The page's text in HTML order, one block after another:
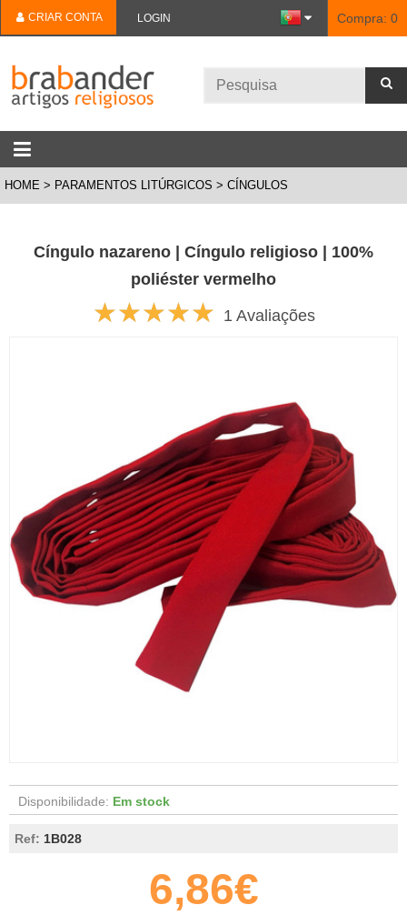
CRIAR CONTA LOGIN Compra: 0
HOME PARAMENTOS LITÚRGICOS CÍNGULOS
Cíngulo nazareno | Cíngulo religioso | 100%
poliéster vermelho
1 Avaliações
Disponibilidade: Em stock
Ref: 1B028
6,86€